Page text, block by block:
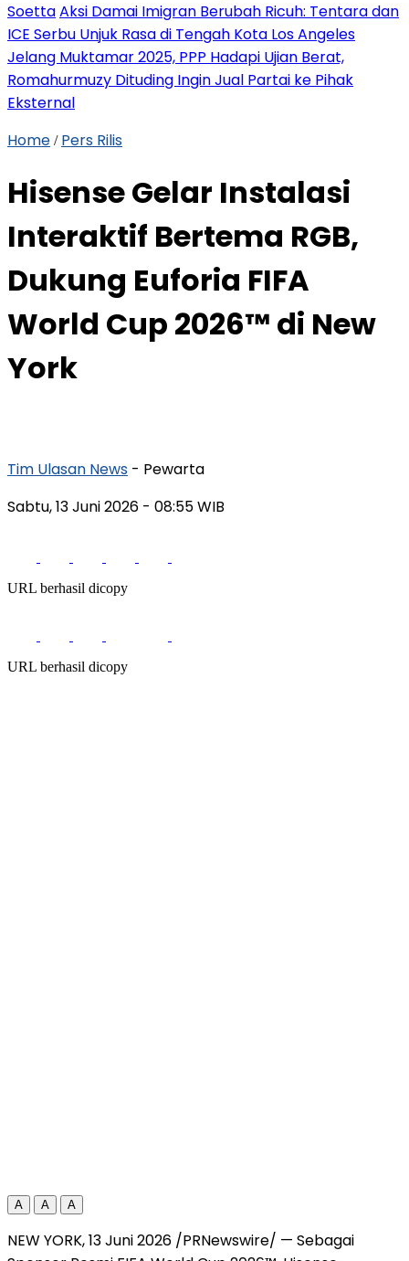
SoettaAksi Damai Imigran Berubah Ricuh: Tentara dan
ICE Serbu Unjuk Rasa di Tengah Kota Los Angeles
Jelang Muktamar 2025, PPP Hadapi Ujian Berat,
Romahurmuzy Dituding Ingin Jual Partai ke Pihak
Eksternal
Home / Pers Rilis
Hisense Gelar Instalasi
Interaktif Bertema RGB,
Dukung Euforia FIFA
World Cup 2026™ di New
York
Tim Ulasan News - Pewarta
Sabtu, 13 Juni 2026 - 08:55 WIB
URL berhasil dicopy
URL berhasil dicopy
A A A
NEW YORK, 13 Juni 2026 /PRNewswire/ — Sebagai